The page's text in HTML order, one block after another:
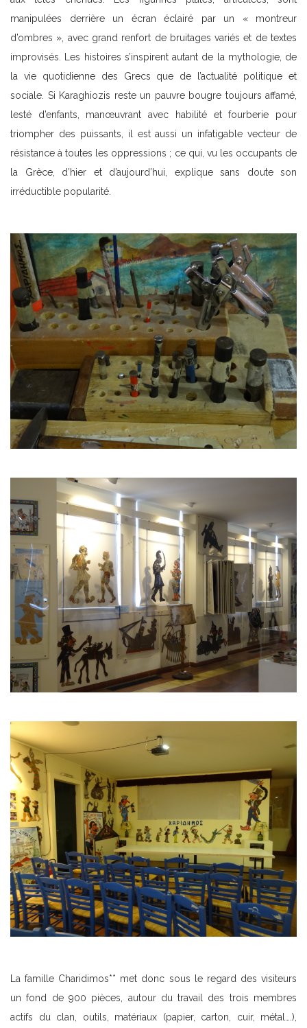
manipulées derrière un écran éclairé par un « montreur
d’ombres », avec grand renfort de bruitages variés et de textes
improvisés. Les histoires s’inspirent autant de la mythologie, de
la vie quotidienne des Grecs que de l’actualité politique et
sociale. Si Karaghiozis reste un pauvre bougre toujours affamé,
lesté d’enfants, manœuvrant avec habilité et fourberie pour
triompher des puissants, il est aussi un infatigable vecteur de
résistance à toutes les oppressions ; ce qui, vu les occupants de
la Grèce, d’hier et d’aujourd’hui, explique sans doute son
irréductible popularité.
La famille Charidimos** met donc sous le regard des visiteurs
un fond de 900 pièces, autour du travail des trois membres
actifs du clan, outils, matériaux (papier, carton, cuir, métal….),